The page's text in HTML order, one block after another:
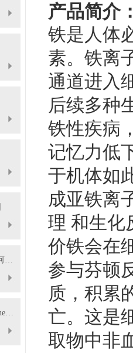
信帆生物实验必杀技：告诉你如何消除系统误差
改良凝聚胺试剂盒供应，Polybrene试剂盒
产品简介
铁是人体
素。铁离
通道进入
后续多种
铁性疾病
记忆力低
于机体如
成亚铁离
理 和生化
价铁会在
参与芬顿
质，积累
亡。这是
取物中非